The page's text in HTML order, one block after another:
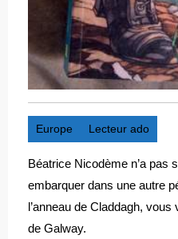
Europe Lecteur ado
Béatrice Nicodème n’a pas
embarquer dans une autre
l’anneau de Claddagh,
de Galway.